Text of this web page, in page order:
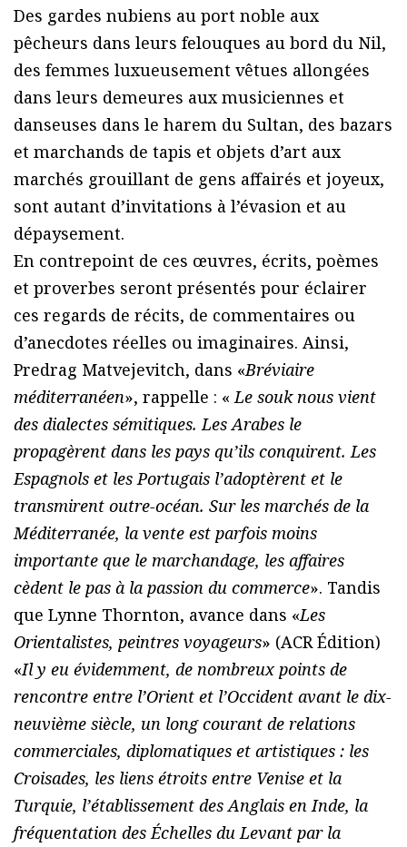
Des gardes nubiens au port noble aux
pêcheurs dans leurs felouques au bord du Nil,
des femmes luxueusement vêtues allongées
dans leurs demeures aux musiciennes et
danseuses dans le harem du Sultan, des bazars
et marchands de tapis et objets d’art aux
marchés grouillant de gens affairés et joyeux,
sont autant d’invitations à l’évasion et au
dépaysement.
En contrepoint de ces œuvres, écrits, poèmes
et proverbes seront présentés pour éclairer
ces regards de récits, de commentaires ou
d’anecdotes réelles ou imaginaires. Ainsi,
Predrag Matvejevitch, dans «Bréviaire
méditerranéen», rappelle : « Le souk nous vient
des dialectes sémitiques. Les Arabes le
propagèrent dans les pays qu’ils conquirent. Les
Espagnols et les Portugais l’adoptèrent et le
transmirent outre-océan. Sur les marchés de la
Méditerranée, la vente est parfois moins
importante que le marchandage, les affaires
cèdent le pas à la passion du commerce». Tandis
que Lynne Thornton, avance dans «Les
Orientalistes, peintres voyageurs» (ACR Édition)
«Il y eu évidemment, de nombreux points de
rencontre entre l’Orient et l’Occident avant le dix-
neuvième siècle, un long courant de relations
commerciales, diplomatiques et artistiques : les
Croisades, les liens étroits entre Venise et la
Turquie, l’établissement des Anglais en Inde, la
fréquentation des Échelles du Levant par la